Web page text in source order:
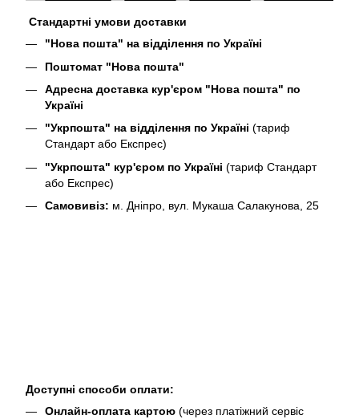
Стандартні умови доставки
"Нова пошта" на відділення по Україні
Поштомат "Нова пошта"
Адресна доставка кур'єром "Нова пошта" по
Україні
"Укрпошта" на відділення по Україні (тариф
Стандарт або Експрес)
"Укрпошта" кур'єром по Україні (тариф Стандарт
або Експрес)
Самовивіз: м. Дніпро, вул. Мукаша Салакунова, 25
Доступні способи оплати:
Онлайн-оплата картою (через платіжний сервіс